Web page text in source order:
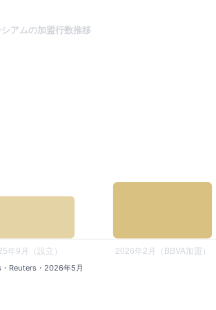
アムの加盟行数推移
Reuters・2026年5月